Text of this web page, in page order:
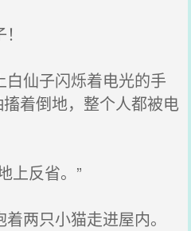
仙子闪烁着电光的手
着倒地，整个人都被电
上反省。”
两只小猫走进屋内。